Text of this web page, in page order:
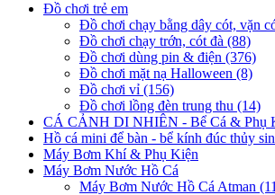
Đồ chơi trẻ em
Đồ chơi chạy bằng dây cót, vặn
Đồ chơi chạy trớn, cót đà (88)
Đồ chơi dùng pin & điện (376)
Đồ chơi mặt nạ Halloween (8)
Đồ chơi vỉ (156)
Đồ chơi lồng đèn trung thu (14)
CÁ CẢNH DI NHIÊN - Bể Cá & Phụ
Hồ cá mini để bàn - bể kính đúc thủy
Máy Bơm Khí & Phụ Kiện
Máy Bơm Nước Hồ Cá
Máy Bơm Nước Hồ Cá Atman